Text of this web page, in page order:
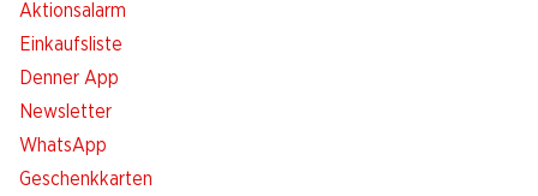
Aktionsalarm
Einkaufsliste
Denner App
Newsletter
WhatsApp
Geschenkkarten